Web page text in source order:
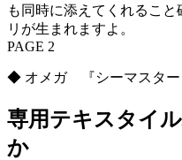
も同時に添えてくれるこ
リが生まれますよ。
PAGE 2
◆ オメガ 『シーマスター
専用テキスタイ
か